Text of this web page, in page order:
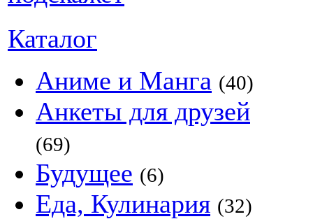
Каталог
Аниме и Манга (40)
Анкеты для друзей
(69)
Будущее (6)
Еда, Кулинария (32)